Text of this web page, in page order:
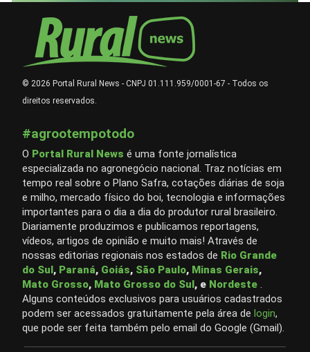
© 2026 Portal Rural News - CNPJ 01.111.959/0001-67 - Todos os
direitos reservados.
#agrootempotodo
O Portal Rural News é uma fonte jornalística
especializada no agronegócio nacional. Traz notícias em
tempo real sobre o Plano Safra, cotações diárias de soja
e milho, mercado físico do boi, tecnologia e informações
importantes para o dia a dia do produtor rural brasileiro.
Diariamente produzimos e publicamos reportagens,
vídeos, artigos de opinião e muito mais! Através de
nossas editorias regionais nos estados de Rio Grande
do Sul, Paraná, Goiás, São Paulo, Minas Gerais,
Mato Grosso, Mato Grosso do Sul, e Nordeste .
Alguns conteúdos exclusivos para usuários cadastrados
podem ser acessados gratuitamente pela área de login,
que pode ser feita também pelo email do Google (Gmail).